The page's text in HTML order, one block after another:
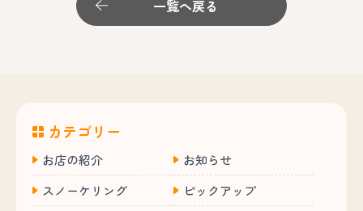
一覧へ戻る
カテゴリー
お店の紹介
お知らせ
スノーケリング
ピックアップ